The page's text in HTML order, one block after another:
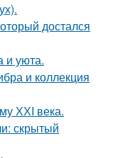
достался
и уюта.
и коллекция
ХХI века.
скрытый